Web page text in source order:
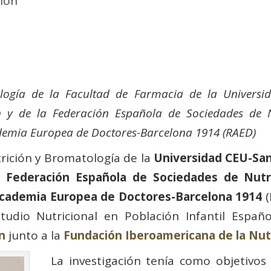
de la Facultad de Farmacia de la
de la Federación Española de Sociedades
Europea de Doctores-Barcelona 1914 (RAED)
y Bromatología de la Universidad CEU-
Federación Española de Sociedades de
Europea de Doctores-Barcelona 1914
Nutricional en Población Infantil
junto a la Fundación Iberoamericana de la
La investigación tenía como